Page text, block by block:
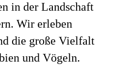
in der Landschaft
Wir erleben
die große Vielfalt
und Vögeln.